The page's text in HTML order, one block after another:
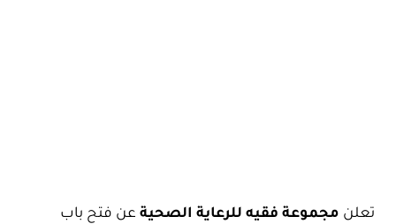
تعلن مجموعة فقيه للرعاية الصحية عن فتح باب